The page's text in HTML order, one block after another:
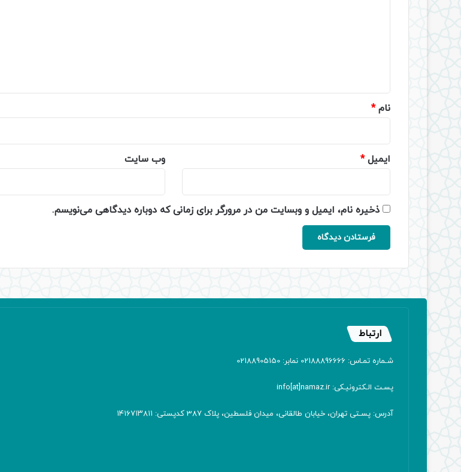
نام*
ایمیل* وب‌ سایت
ذخیره نام، ایمیل و وبسایت من در مرورگر برای زمانی که دوباره دیدگاهی می‌نویسم.
ارتباط
شـماره تمـاس: 02188896666 نمابر: 02188905150
پسـت الـکترونیـکی: info[at]namaz.ir
آدرس: پسـتی تهران، خیابان طالقانی، میدان فلسطین، پلاک 387 کدپستی: ۱۴۱۶۷۱۳۸۱۱